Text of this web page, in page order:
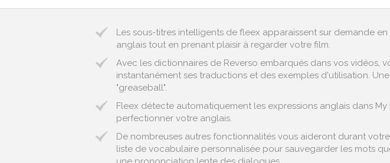
Les sous-titres intelligents de fleex apparaissent sur demande
anglais tout en prenant plaisir à regarder votre film.
Avec les dictionnaires de Reverso embarqués dans vos
instantanément ses traductions et des exemples d'utilisation.
"greaseball".
Fleex détecte automatiquement les expressions anglais dans
perfectionner votre anglais.
De nombreuses autres fonctionnalités vous aideront durant
liste de vocabulaire personnalisée pour sauvegarder les mots